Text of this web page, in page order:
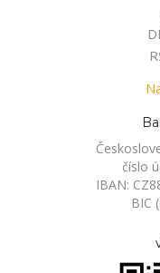
číslo
IBAN:
BIC